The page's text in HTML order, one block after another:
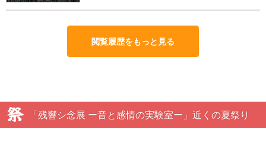
閲覧履歴をもっと見る
「残響シ念展 ー音と感情の実験室ー」近くの夏祭り